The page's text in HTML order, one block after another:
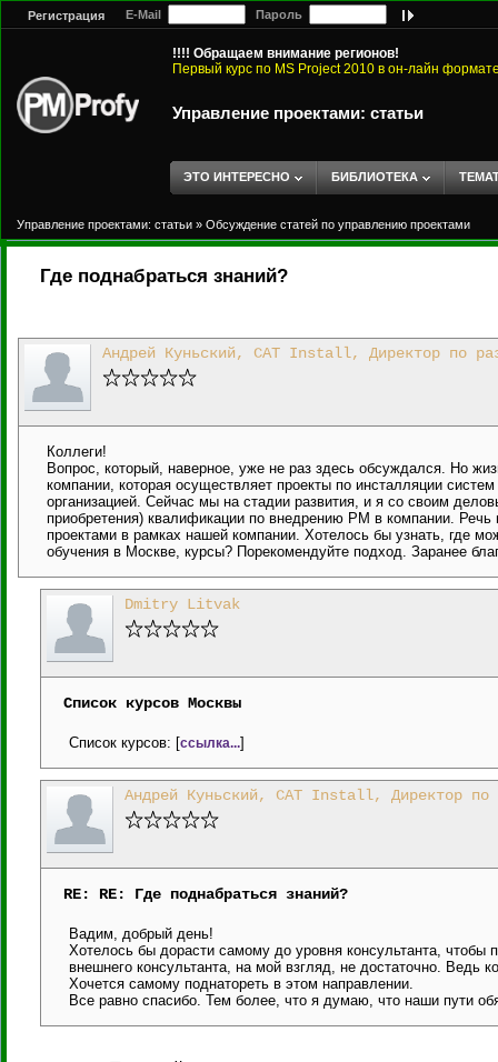
Регистрация E-Mail Пароль
!!!! Обращаем внимание регионов!
Первый курс по MS Project 2010 в он-лайн
Управление проектами: статьи
ЭТО ИНТЕРЕСНО БИБЛИОТЕКА
Управление проектами: статьи » Обсуждение статей по управлению проектами
Где поднабраться знаний?
Андрей Куньский, CAT Install, Директор по
Коллеги!
Вопрос, который, наверное, уже не раз здесь обсуждался. Но
компании, которая осуществляет проекты по инсталляции
организацией. Сейчас мы на стадии развития, и я со своим
приобретения) квалификации по внедрению PM в компании.
проектами в рамках нашей компании. Хотелось бы узнать, где
обучения в Москве, курсы? Порекомендуйте подход. Заранее
Dmitry Litvak
Список курсов Москвы
Список курсов: [ссылка...]
Андрей Куньский, CAT Install, Директор по
RE: RE: Где поднабраться знаний?
Вадим, добрый день!
Хотелось бы дорасти самому до уровня консультанта,
внешнего консультанта, на мой взгляд, не достаточно. Ведь
Хочется самому поднатореть в этом направлении.
Все равно спасибо. Тем более, что я думаю, что наши пути